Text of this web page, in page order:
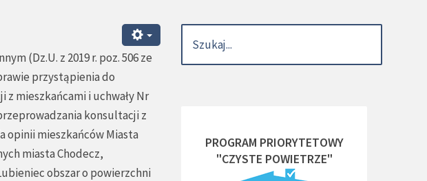
(Dz.U. z 2019 r. poz. 506 ze
przystąpienia do
mieszkańcami i uchwały Nr
konsultacji z
opinii mieszkańców Miasta
miasta Chodecz,
obszar o powierzchni
PROGRAM PRIORYTETOWY
"CZYSTE POWIETRZE"